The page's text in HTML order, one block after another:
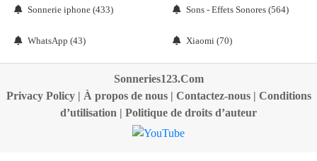
Sonnerie iphone (433) Sons - Effets Sonores (564)
WhatsApp (43) Xiaomi (70)
Sonneries123.Com
Privacy Policy| À propos de nous| Contactez-nous| Conditions
d’utilisation | Politique de droits d’auteur